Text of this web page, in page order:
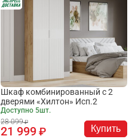
Шкаф комбинированный с 2
дверями «Хилтон» Исп.2
Доступно 5шт.
28 099
21 999 Купить